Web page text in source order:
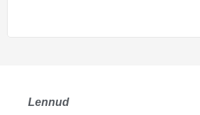
Lennud